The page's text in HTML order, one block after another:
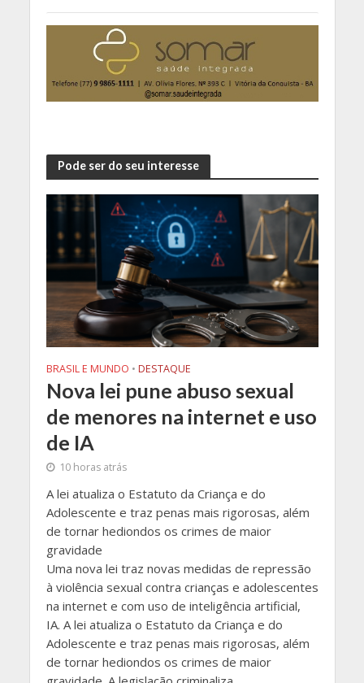
Pode ser do seu interesse
BRASIL E MUNDO • DESTAQUE
Nova lei pune abuso sexual
de menores na internet e uso
de IA
10 horas atrás
A lei atualiza o Estatuto da Criança e do
Adolescente e traz penas mais rigorosas, além
de tornar hediondos os crimes de maior
gravidade
Uma nova lei traz novas medidas de repressão
à violência sexual contra crianças e adolescentes
na internet e com uso de inteligência artificial,
IA. A lei atualiza o Estatuto da Criança e do
Adolescente e traz penas mais rigorosas, além
de tornar hediondos os crimes de maior